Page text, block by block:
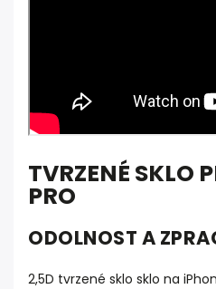
TVRZENÉ SKLO
PRO
ODOLNOST A
2,5D tvrzené sklo sklo na